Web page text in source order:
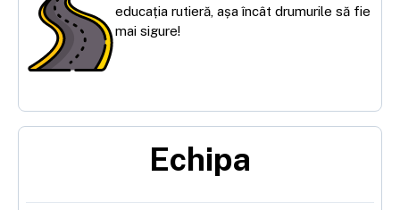
educația rutieră, așa încât drumurile să fie
mai sigure!
Echipa